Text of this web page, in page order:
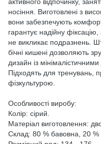
носіння. Виготовлені з
вони забезпечують
гарантує надійну
не викликає подразнень.
бічні кишені дозволяють
дизайн із
Підходять для тренувань,
фізкультурою.
Особливості виробу:
Колір: сірий.
Матеріал виготовлення:
Склад: 80 % бавовна, 20 %